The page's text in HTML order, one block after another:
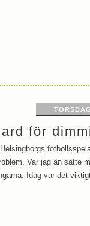
för
Var jag än satte
Idag var det